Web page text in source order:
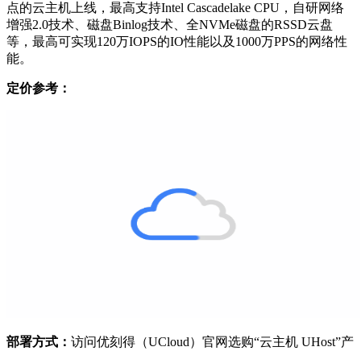
点的云主机上线，最高支持Intel Cascadelake CPU，自研网络
增强2.0技术、磁盘Binlog技术、全NVMe磁盘的RSSD云盘
等，最高可实现120万IOPS的IO性能以及1000万PPS的网络性
能。
定价参考：
部署方式： 访问优刻得（UCloud）官网选购“云主机 UHost”产